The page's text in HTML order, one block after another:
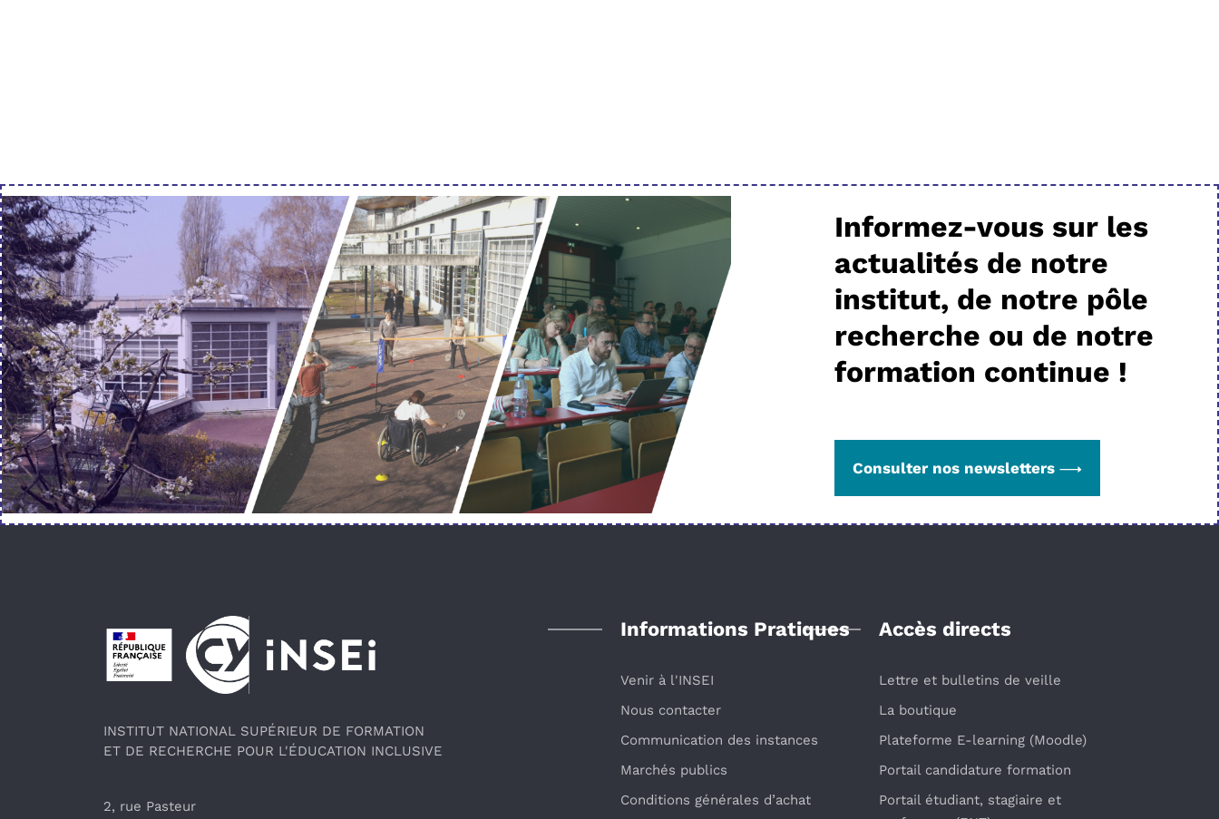
Informez-vous sur les
actualités de notre
institut, de notre pôle
recherche ou de notre
formation continue !
Consulter nos newsletters
Pied de page
INSTITUT NATIONAL SUPÉRIEUR DE FORMATION
ET DE RECHERCHE POUR L'ÉDUCATION INCLUSIVE
2, rue Pasteur
Informations Pratiques
Venir à l'INSEI
Nous contacter
Communication des instances
Marchés publics
Conditions générales d’achat
Accès directs
Lettre et bulletins de veille
La boutique
Plateforme E-learning (Moodle)
Portail candidature formation
Portail étudiant, stagiaire et